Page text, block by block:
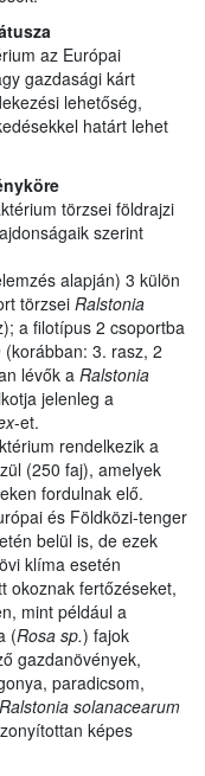
az Európai
gazdasági kárt
lehetőség,
határt lehet
törzsei földrajzi
szerint
alapján) 3 külön
törzsei Ralstonia
a filotípus 2 csoportba
(korábban: 3. rasz, 2
lévők a Ralstonia
jelenleg a
-et.
rendelkezik a
(250 faj), amelyek
fordulnak elő.
és Földközi-tenger
belül is, de ezek
klíma esetén
okoznak fertőzéseket,
mint például a
(Rosa sp.) fajok
gazdanövények,
paradicsom,
Ralstonia solanacearum
képes